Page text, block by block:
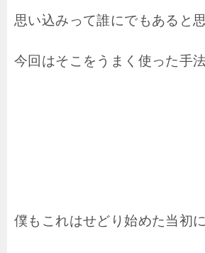
思い込みって誰にでもあると
今回はそこをうまく使った手
僕もこれはせどり始めた当初